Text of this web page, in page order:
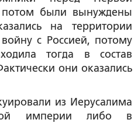
были вынуждены
на территории
с Россией, потому
тогда в состав
они оказались
из Иерусалима
империи либо в